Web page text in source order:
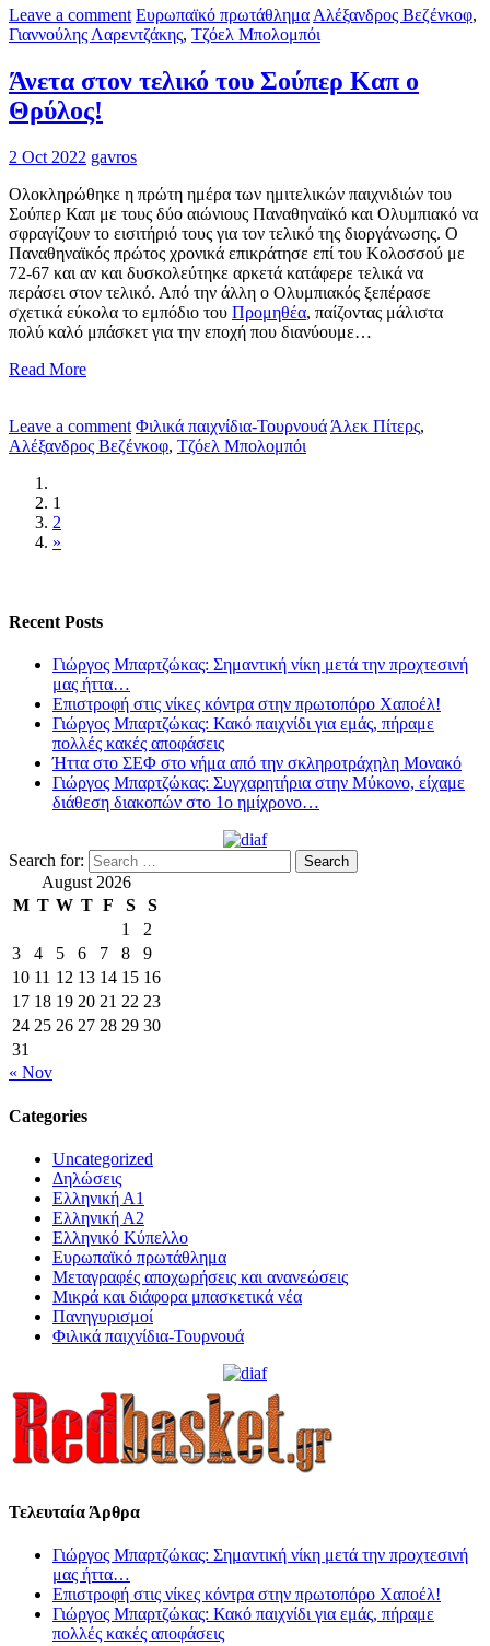
Leave a comment Ευρωπαϊκό πρωτάθλημα Αλέξανδρος Βεζένκοφ,
Γιαννούλης Λαρεντζάκης, Τζόελ Μπολομπόι
Άνετα στον τελικό του Σούπερ Καπ ο
Θρύλος!
2 Oct 2022 gavros
Ολοκληρώθηκε η πρώτη ημέρα των ημιτελικών παιχνιδιών του
Σούπερ Καπ με τους δύο αιώνιους Παναθηναϊκό και Ολυμπιακό να
σφραγίζουν το εισιτήριό τους για τον τελικό της διοργάνωσης. Ο
Παναθηναϊκός πρώτος χρονικά επικράτησε επί του Κολοσσού με
72-67 και αν και δυσκολεύτηκε αρκετά κατάφερε τελικά να
περάσει στον τελικό. Από την άλλη ο Ολυμπιακός ξεπέρασε
σχετικά εύκολα το εμπόδιο του Προμηθέα, παίζοντας μάλιστα
πολύ καλό μπάσκετ για την εποχή που διανύουμε…
Read More
Leave a comment Φιλικά παιχνίδια-Τουρνουά Άλεκ Πίτερς,
Αλέξανδρος Βεζένκοφ, Τζόελ Μπολομπόι
1
2
»
Recent Posts
Γιώργος Μπαρτζώκας: Σημαντική νίκη μετά την προχτεσινή
μας ήττα…
Επιστροφή στις νίκες κόντρα στην πρωτοπόρο Χαποέλ!
Γιώργος Μπαρτζώκας: Κακό παιχνίδι για εμάς, πήραμε
πολλές κακές αποφάσεις
Ήττα στο ΣΕΦ στο νήμα από την σκληροτράχηλη Μονακό
Γιώργος Μπαρτζώκας: Συγχαρητήρια στην Μύκονο, είχαμε
διάθεση διακοπών στο 1ο ημίχρονο…
Search for:
August 2026
M T W T F S
S
1
2
3
4 5 6 7 8
9
10 11 12 13 14 15 16
17 18 19 20 21 22 23
24 25 26 27 28 29 30
31
« Nov
Categories
Uncategorized
Δηλώσεις
Ελληνική Α1
Ελληνική Α2
Ελληνικό Κύπελλο
Ευρωπαϊκό πρωτάθλημα
Μεταγραφές αποχωρήσεις και ανανεώσεις
Μικρά και διάφορα μπασκετικά νέα
Πανηγυρισμοί
Φιλικά παιχνίδια-Τουρνουά
Τελευταία Άρθρα
Γιώργος Μπαρτζώκας: Σημαντική νίκη μετά την προχτεσινή
μας ήττα…
Επιστροφή στις νίκες κόντρα στην πρωτοπόρο Χαποέλ!
Γιώργος Μπαρτζώκας: Κακό παιχνίδι για εμάς, πήραμε
πολλές κακές αποφάσεις